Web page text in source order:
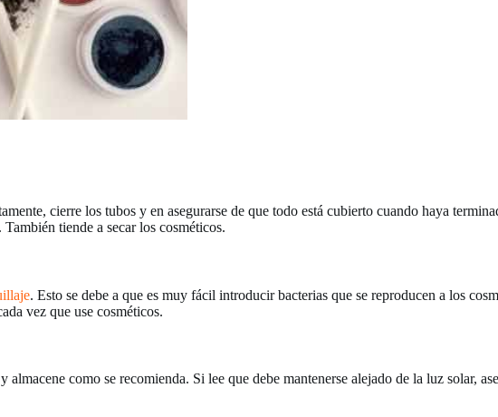
cierre los tubos y en asegurarse de que todo está cubierto cuando haya
tiende a secar los cosméticos.
. Esto se debe a que es muy fácil introducir bacterias que se reproducen a los
vez que use cosméticos.
como se recomienda. Si lee que debe mantenerse alejado de la luz solar,